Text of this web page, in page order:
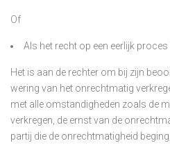
Of
Als het recht op een eerlijk
Het is aan de rechter om bij zijn
wering van het onrechtmatig
met alle omstandigheden zoals de
verkregen, de ernst van de
partij die de onrechtmatigheid